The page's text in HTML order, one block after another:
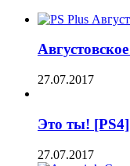
27.07.2017
Это ты! [PS4]
27.07.2017